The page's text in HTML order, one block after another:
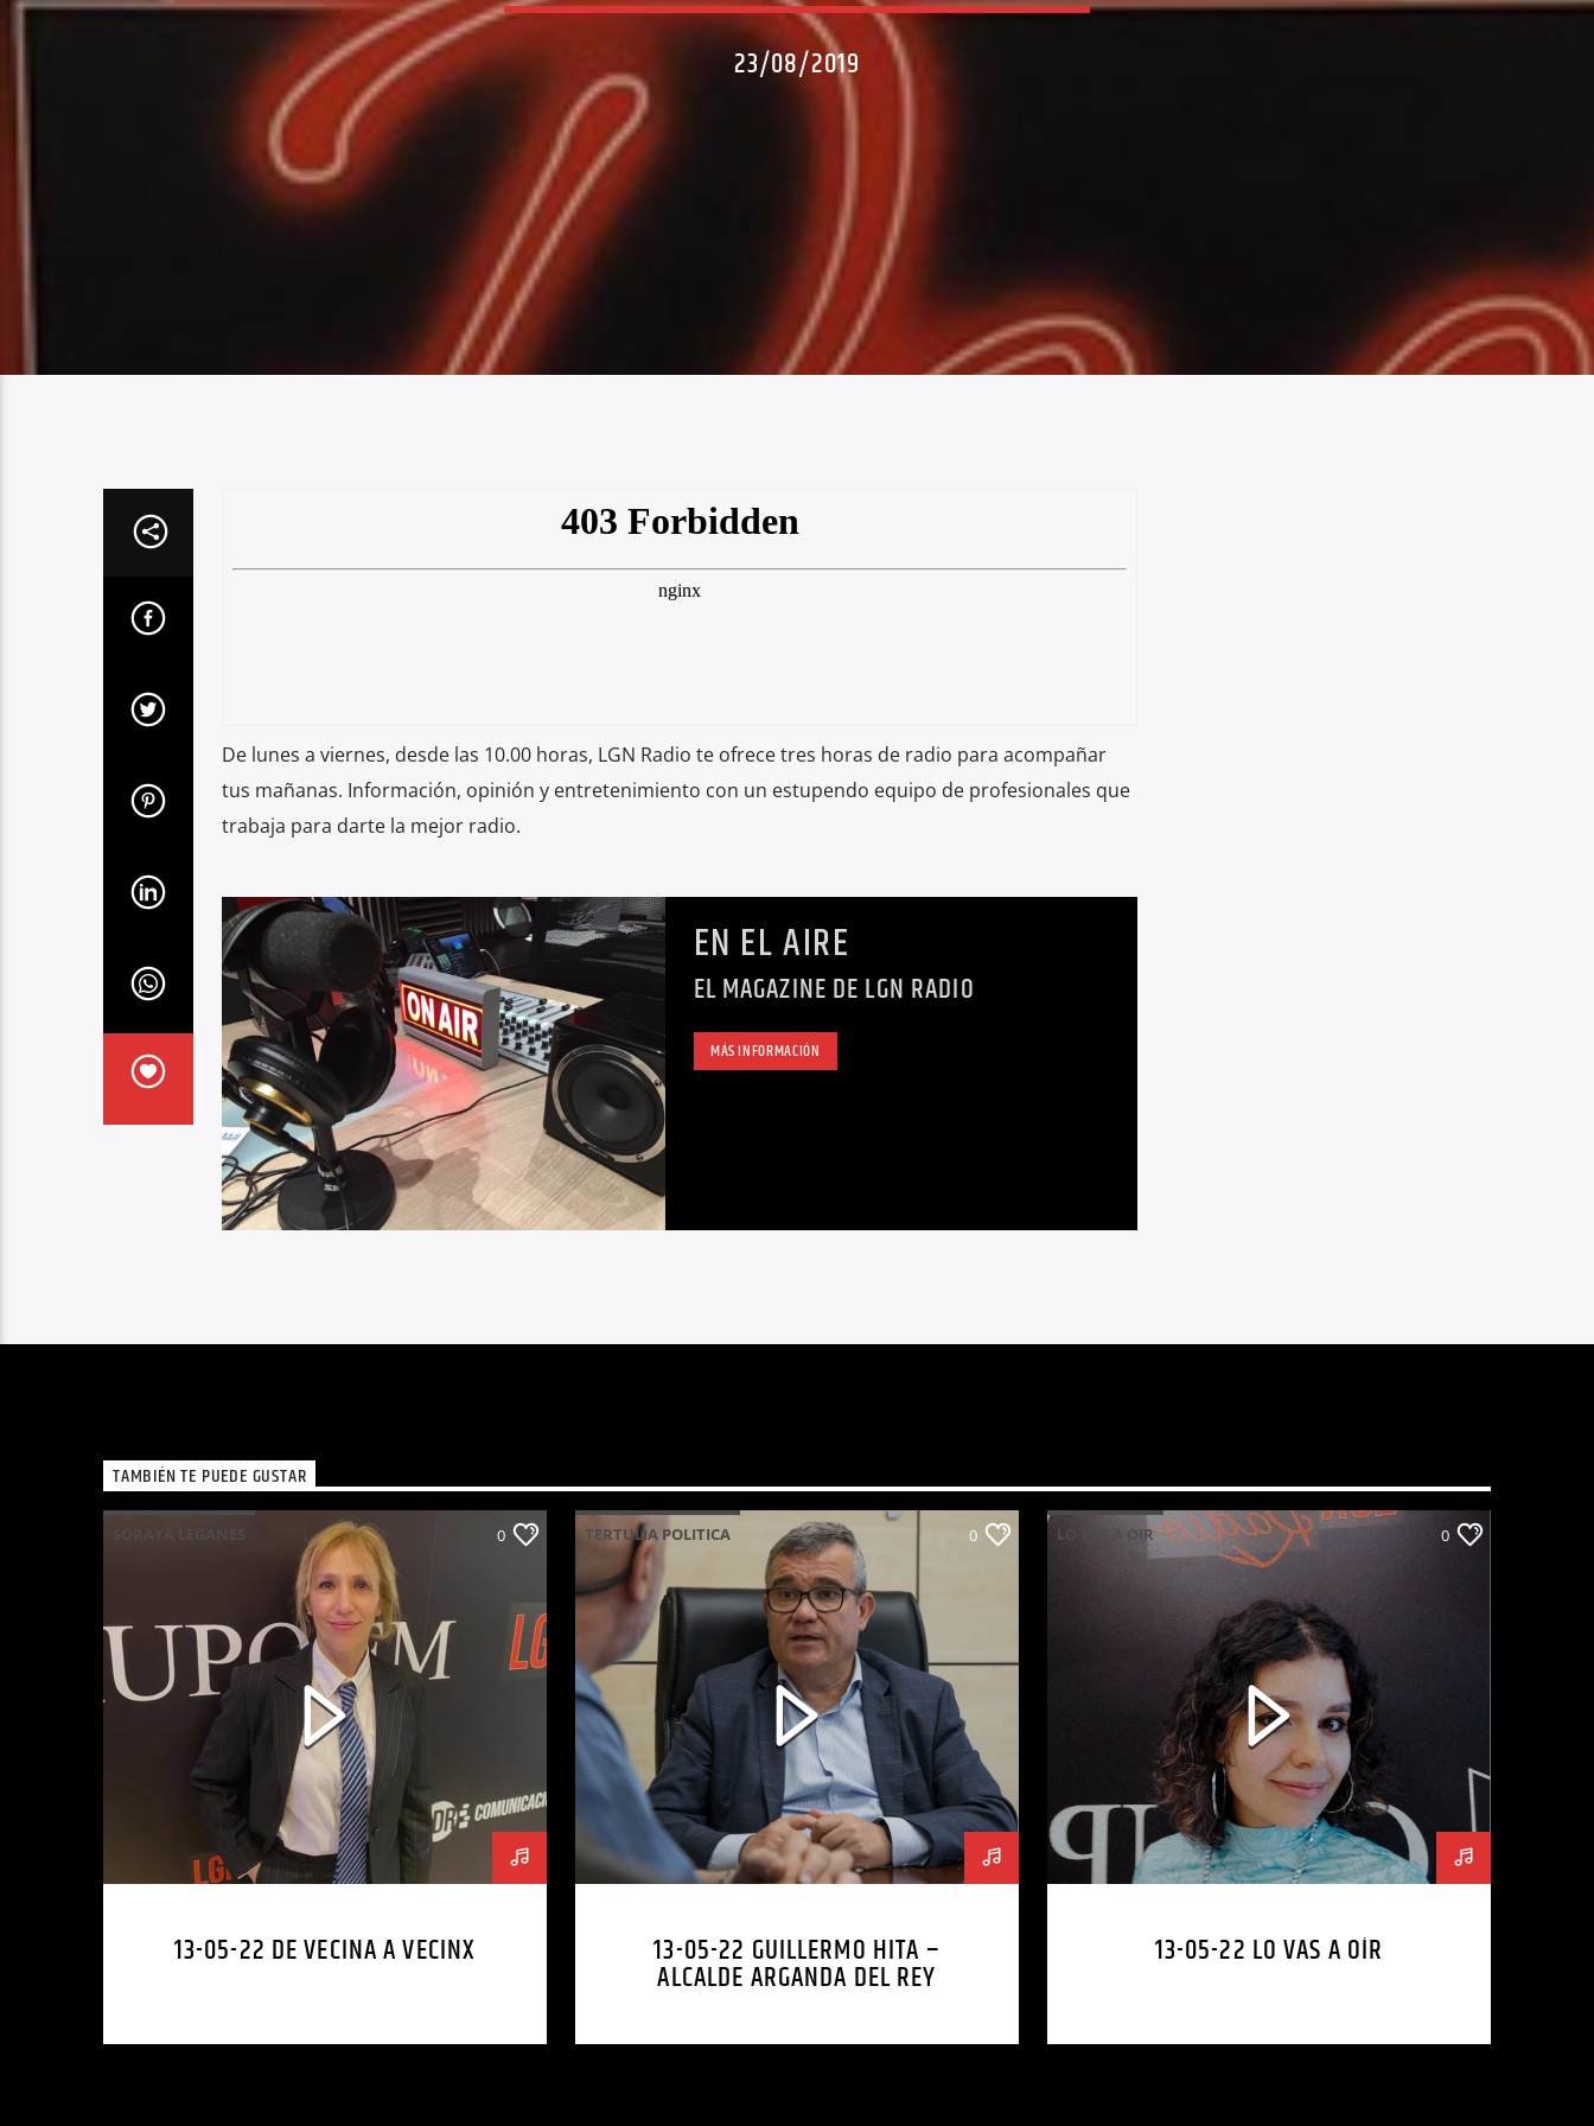
23/08/2019
De lunes a viernes, desde las 10.00 horas, LGN Radio te ofrece tres horas de radio para acompañar
tus mañanas. Información, opinión y entretenimiento con un estupendo equipo de profesionales que
trabaja para darte la mejor radio.
EN EL AIRE
EL MAGAZINE DE LGN RADIO
MÁS INFORMACIÓN
TAMBIÉN TE PUEDE GUSTAR
SORAYA LEGANES 0
13-05-22 DE VECINA A VECINX
TERTULIA POLITICA 0
13-05-22 GUILLERMO HITA –
ALCALDE ARGANDA DEL REY
LO VAS A OIR 0
13-05-22 LO VAS A OÍR